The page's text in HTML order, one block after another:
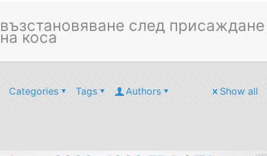
възстановяване след присаждане
на коса
Categories Tags Authors Show all